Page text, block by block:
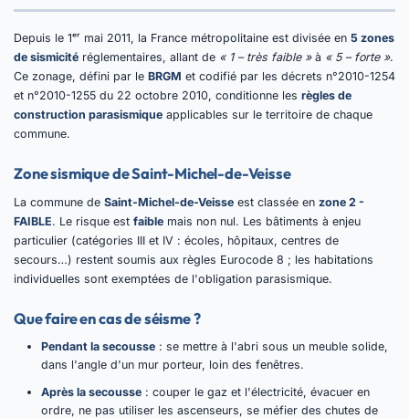
Depuis le 1ᵉʳ mai 2011, la France métropolitaine est divisée en 5 zones
de sismicité réglementaires, allant de « 1 – très faible »à « 5 – forte ».
Ce zonage, défini par le BRGM et codifié par les décrets n°2010-1254
et n°2010-1255 du 22 octobre 2010, conditionne les règles de
construction parasismique applicables sur le territoire de chaque
commune.
Zone sismique de Saint-Michel-de-Veisse
La commune de Saint-Michel-de-Veisse est classée en zone 2 -
FAIBLE. Le risque est faible mais non nul. Les bâtiments à enjeu
particulier (catégories III et IV : écoles, hôpitaux, centres de
secours…) restent soumis aux règles Eurocode 8 ; les habitations
individuelles sont exemptées de l'obligation parasismique.
Que faire en cas de séisme ?
Pendant la secousse : se mettre à l'abri sous un meuble solide,
dans l'angle d'un mur porteur, loin des fenêtres.
Après la secousse : couper le gaz et l'électricité, évacuer en
ordre, ne pas utiliser les ascenseurs, se méfier des chutes de